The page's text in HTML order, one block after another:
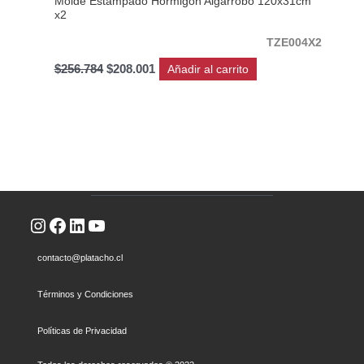
x2
TZE004X2
$256.784 $208.001 Añadir al carrito
Instagram
Facebook
LinkedIn
YouTube
contacto@platacho.cl
Términos y Condiciones
Políticas de Privacidad